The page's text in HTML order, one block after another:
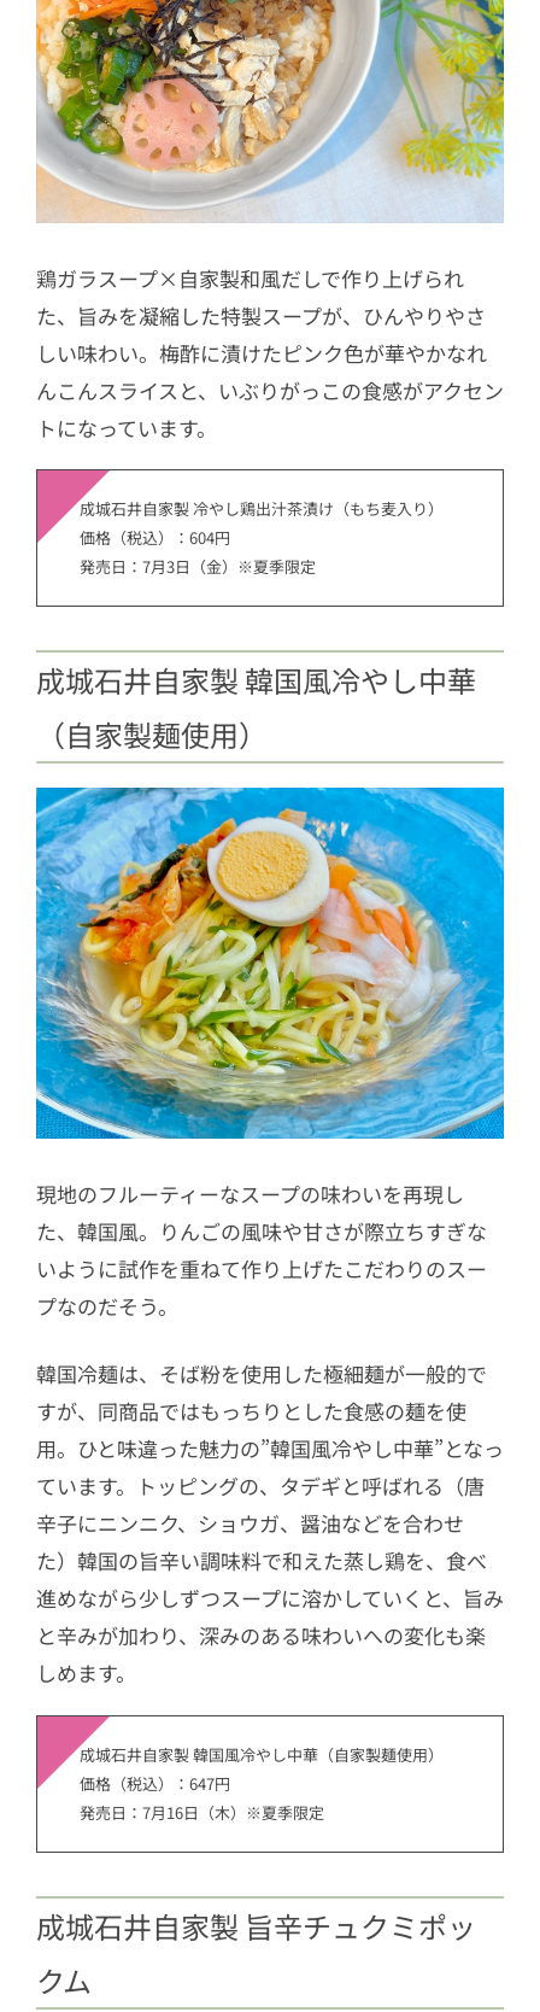
鶏ガラスープ×自家製和風だしで作り上げられ
た、旨みを凝縮した特製スープが、ひんやりやさ
しい味わい。梅酢に漬けたピンク色が華やかなれ
んこんスライスと、いぶりがっこの食感がアクセン
トになっています。
成城石井自家製 冷やし鶏出汁茶漬け（もち麦入り）
価格（税込）：604円
発売日：7月3日（金）※夏季限定
成城石井自家製 韓国風冷やし中華
（自家製麺使用）
現地のフルーティーなスープの味わいを再現し
た、韓国風。りんごの風味や甘さが際立ちすぎな
いように試作を重ねて作り上げたこだわりのスー
プなのだそう。
韓国冷麺は、そば粉を使用した極細麺が一般的で
すが、同商品ではもっちりとした食感の麺を使
用。ひと味違った魅力の”韓国風冷やし中華”となっ
ています。トッピングの、タデギと呼ばれる（唐
辛子にニンニク、ショウガ、醤油などを合わせ
た）韓国の旨辛い調味料で和えた蒸し鶏を、食べ
進めながら少しずつスープに溶かしていくと、旨み
と辛みが加わり、深みのある味わいへの変化も楽
しめます。
成城石井自家製 韓国風冷やし中華（自家製麺使用）
価格（税込）：647円
発売日：7月16日（木）※夏季限定
成城石井自家製 旨辛チュクミポッ
クム